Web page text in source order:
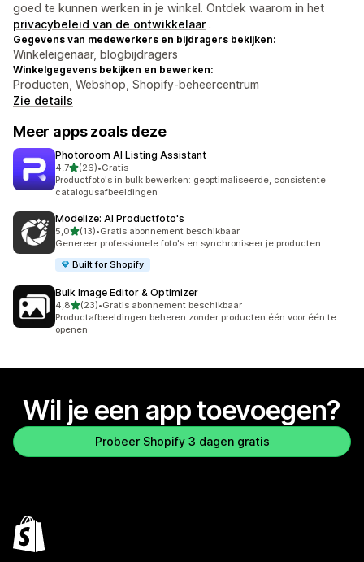
goed te kunnen werken in je winkel. Ontdek waarom in het
privacybeleid van de ontwikkelaar .
Gegevens van medewerkers en bijdragers bekijken:
Winkeleigenaar, blogbijdragers
Winkelgegevens bekijken en bewerken:
Producten, Webshop, Shopify-beheercentrum
Zie details
Meer apps zoals deze
Photoroom AI Listing Assistant
4,7van 5 sterren
(26)
26 recensies in totaal
•Gratis
Productfoto's in bulk bewerken: geoptimaliseerde, consistente
catalogusafbeeldingen
Modelize: AI Productfoto's
5,0van 5 sterren
(13)
13 recensies in totaal
•Gratis abonnement beschikbaar
Genereer professionele foto's en synchroniseer je producten.
Built for Shopify
Bulk Image Editor & Optimizer
4,8van 5 sterren
(23)
23 recensies in totaal
•Gratis abonnement beschikbaar
Productafbeeldingen beheren zonder producten één voor één te
openen
Wil je een app toevoegen?
Probeer Shopify 3 dagen gratis